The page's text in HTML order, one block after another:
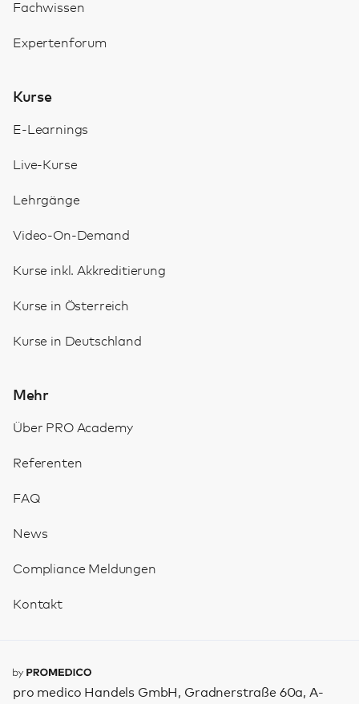
Fachwissen
Expertenforum
Kurse
E-Learnings
Live-Kurse
Lehrgänge
Video-On-Demand
Kurse inkl. Akkreditierung
Kurse in Österreich
Kurse in Deutschland
Mehr
Über PRO Academy
Referenten
FAQ
News
Compliance Meldungen
Kontakt
pro medico Handels GmbH, Gradnerstraße 60a, A-